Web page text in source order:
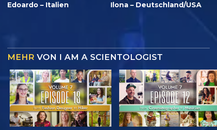
Edoardo – Italien Ilona – Deutschland/USA
MEHR VON I AM A SCIENTOLOGIST